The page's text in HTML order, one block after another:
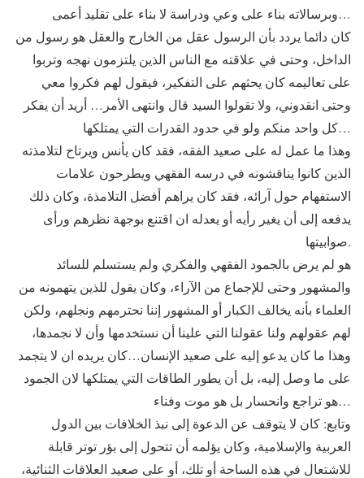
وبرسالاته بناء على وعي ودراسة لا بناء على تقليد أعمى…
كان دائما يردد بأن الرسول عقل من الخارج والعقل هو رسول من
الداخل، وحتى في علاقته مع الناس الذين يلتزمون نهجه وتربوا
على تعاليمه كان يحثهم على التفكير، فيقول لهم فكروا معي
وحتى انقدوني، ولا تقولوا السيد قال وانتهى الأمر… أريد أن يفكر
كل واحد منكم ولو في حدود القدرات التي يمتلكها…
وهذا ما عمل له على صعيد الفقه، فقد كان يأنس ويرتاح لتلامذته
الذين كانوا يناقشونه في درسه الفقهي ويطرحون علامات
الاستفهام حول آرائه، فقد كان يراهم أفضل التلامذة، وكان ذلك
يدفعه إلى أن يغير رأيه أو يعدله ان اقتنع بوجهة نظرهم ورأى
صوابيتها.
هو لم يرض بالجمود الفقهي والفكري ولم يستسلم للسائد
والمشهور وحتى للإجماع من الآراء، وكان يقول للذين يتهمونه من
العلماء بأنه يخالف الكبار أو المشهور إننا نحترمهم ونجلهم، ولكن
لهم عقولهم ولنا عقولنا التي علينا أن نستخدمها وأن لا نجمدها،
وهذا ما كان يدعو إليه على صعيد الإنسان…كان يريده ان لا يتجمد
على ما وصل إليه، بل أن يطور الطاقات التي يمتلكها لان الجمود
هو تراجع وانحسار بل هو موت وفناء…
وتابع: كان لا يتوقف عن الدعوة إلى نبذ الخلافات بين الدول
العربية والإسلامية، وكان يؤلمه أن تتحول إلى بؤر توتر قابلة
للاشتعال في هذه الساحة أو تلك، أو على صعيد العلاقات الثنائية،